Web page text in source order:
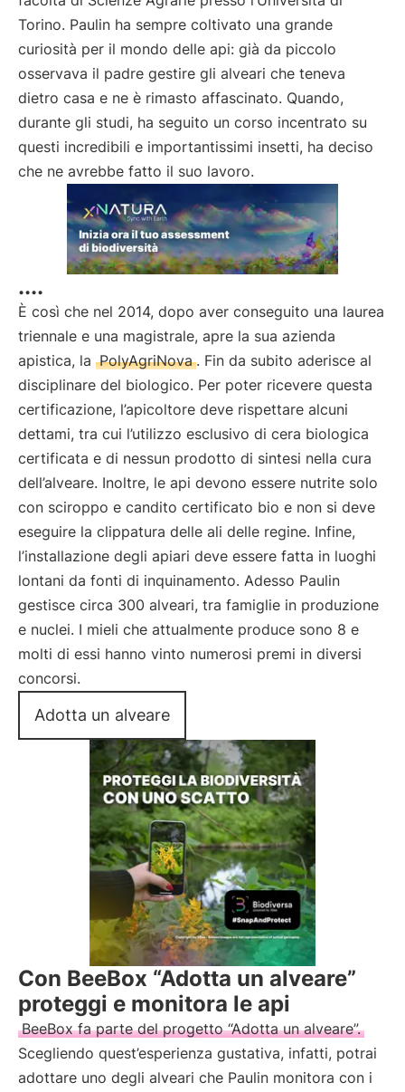
Torino. Paulin ha sempre coltivato una grande
curiosità per il mondo delle api: già da piccolo
osservava il padre gestire gli alveari che teneva
dietro casa e ne è rimasto affascinato. Quando,
durante gli studi, ha seguito un corso incentrato su
questi incredibili e importantissimi insetti, ha deciso
che ne avrebbe fatto il suo lavoro.
....
È così che nel 2014, dopo aver conseguito una laurea
triennale e una magistrale, apre la sua azienda
apistica, la PolyAgriNova . Fin da subito aderisce al
disciplinare del biologico. Per poter ricevere questa
certificazione, l’apicoltore deve rispettare alcuni
dettami, tra cui l’utilizzo esclusivo di cera biologica
certificata e di nessun prodotto di sintesi nella cura
dell’alveare. Inoltre, le api devono essere nutrite solo
con sciroppo e candito certificato bio e non si deve
eseguire la clippatura delle ali delle regine. Infine,
l’installazione degli apiari deve essere fatta in luoghi
lontani da fonti di inquinamento. Adesso Paulin
gestisce circa 300 alveari, tra famiglie in produzione
e nuclei. I mieli che attualmente produce sono 8 e
molti di essi hanno vinto numerosi premi in diversi
concorsi.
Adotta un alveare
Con BeeBox “Adotta un alveare”
proteggi e monitora le api
BeeBox fa parte del progetto “Adotta un alveare”.
Scegliendo quest’esperienza gustativa, infatti, potrai
adottare uno degli alveari che Paulin monitora con i